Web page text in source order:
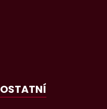
OSTATNÍ